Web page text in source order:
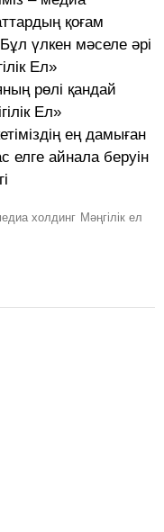
қоғам
үлкен мәселе әрі
Ел»
рөлі қандай
Ел»
ең дамыған
елге айнала беруін
холдинг Мәңгілік ел